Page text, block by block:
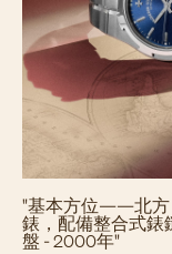
"基本方位——北方
錶，配備整合式錶
盤 - 2000年"